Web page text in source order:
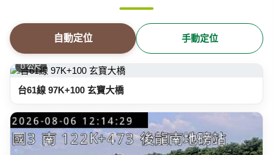
自動定位 手動定位
0 公尺
台61線 97K+100 玄寶大橋